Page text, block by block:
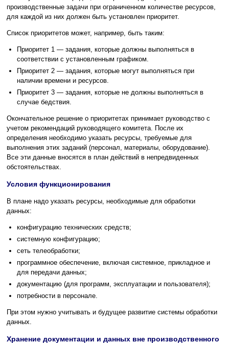
производственные задачи при ограниченном количестве ресурсов,
для каждой из них должен быть установлен приоритет.
Список приоритетов может, например, быть таким:
Приоритет 1 — задания, которые должны выполняться в
соответствии с установленным графиком.
Приоритет 2 — задания, которые могут выполняться при
наличии времени и ресурсов.
Приоритет 3 — задания, которые не должны выполняться в
случае бедствия.
Окончательное решение о приоритетах принимает руководство с
учетом рекомендаций руководящего комитета. После их
определения необходимо указать ресурсы, требуемые для
выполнения этих заданий (персонал, материалы, оборудование).
Все эти данные вносятся в план действий в непредвиденных
обстоятельствах.
Условия функционирования
В плане надо указать ресурсы, необходимые для обработки
данных:
конфигурацию технических средств;
системную конфигурацию;
сеть телеобработки;
программное обеспечение, включая системное, прикладное и
для передачи данных;
документацию (для программ, эксплуатации и пользователя);
потребности в персонале.
При этом нужно учитывать и будущее развитие системы обработки
данных.
Хранение документации и данных вне производственного